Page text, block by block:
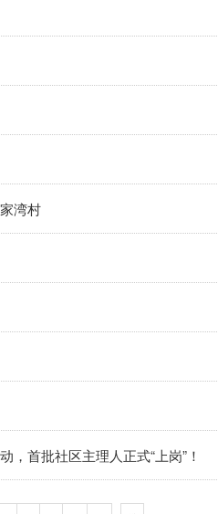
湾村
，首批社区主理人正式“上岗”！